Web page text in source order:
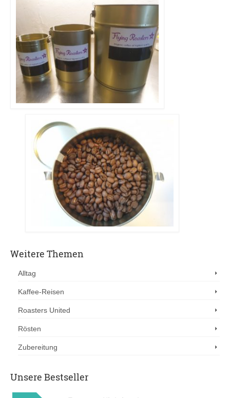
Weitere Themen
Alltag
Kaffee-Reisen
Roasters United
Rösten
Zubereitung
Unsere Bestseller